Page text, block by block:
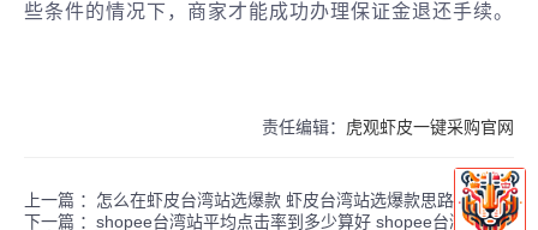
些条件的情况下，商家才能成功办理保证金退还手续。
责任编辑： 虎观虾皮一键采购官网
上一篇 ： 怎么在虾皮台湾站选爆款 虾皮台湾站选爆款思路
下一篇 ： shopee台湾站平均点击率到多少算好 shopee台湾站点